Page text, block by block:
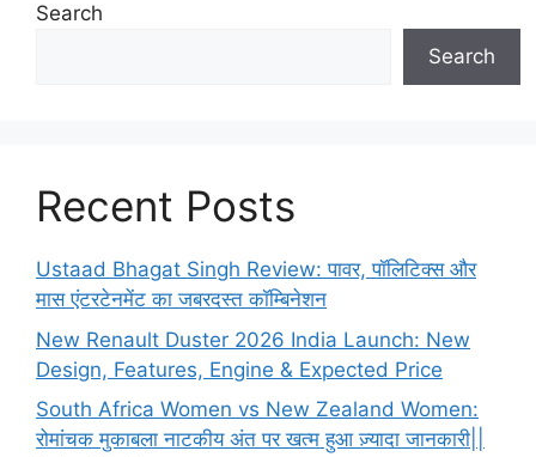
Search
Search
Recent Posts
Ustaad Bhagat Singh Review: पावर, पॉलिटिक्स और
मास एंटरटेनमेंट का जबरदस्त कॉम्बिनेशन
New Renault Duster 2026 India Launch: New
Design, Features, Engine & Expected Price
South Africa Women vs New Zealand Women:
रोमांचक मुकाबला नाटकीय अंत पर खत्म हुआ ज़्यादा जानकारी||